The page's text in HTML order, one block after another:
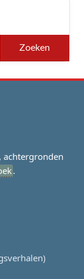
achtergronden
.